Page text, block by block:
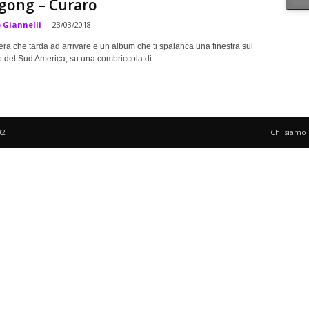
– Curaro
Giannelli - 23/03/2018
che tarda ad arrivare e un album che ti spalanca una finestra sul
del Sud America, su una combriccola di...
Chi siamo